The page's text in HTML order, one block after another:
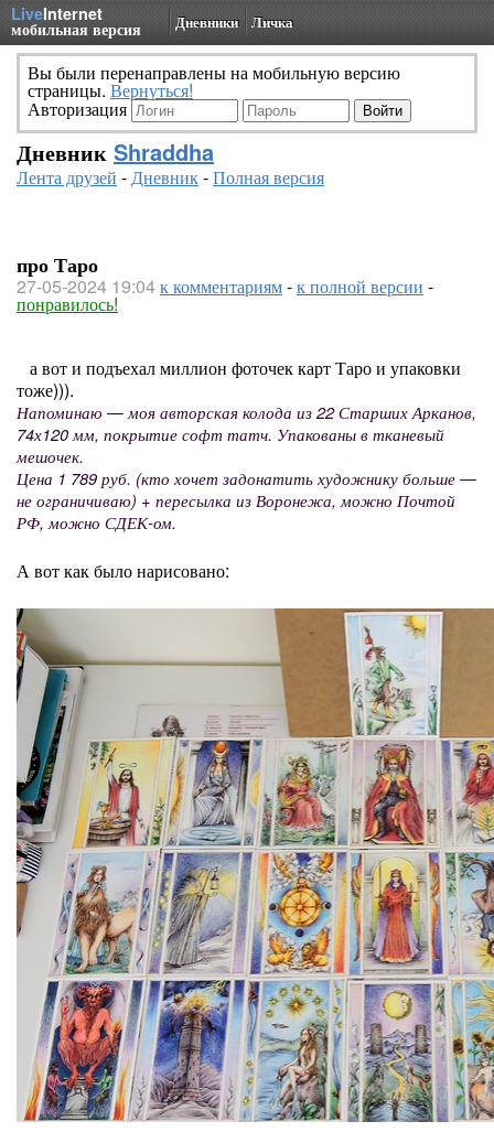
LiveInternet
мобильная версия Дневники Личка
Вы были перенаправлены на мобильную версию
страницы. Вернуться!
Авторизация
Дневник Shraddha
Лента друзей -Дневник-Полная версия
про Таро
27-05-2024 19:04к комментариям-к полной версии -
понравилось!
а вот и подъехал миллион фоточек карт Таро и упаковки
тоже))).
Напоминаю — моя авторская колода из 22 Старших Арканов,
74х120 мм, покрытие софт татч. Упакованы в тканевый
мешочек.
Цена 1 789 руб. (кто хочет задонатить художнику больше —
не ограничиваю) + пересылка из Воронежа, можно Почтой
РФ, можно СДЕК-ом.
А вот как было нарисовано: